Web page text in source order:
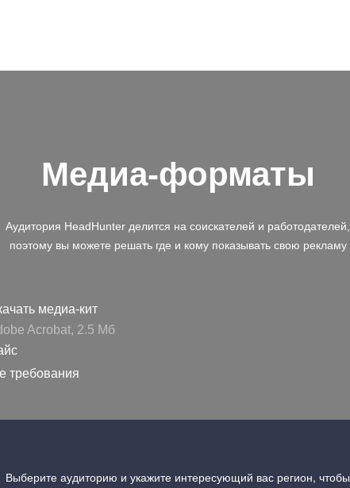
Медиа-форматы
Аудитория HeadHunter делится на соискателей и работодателей,
поэтому вы можете решать где и кому показывать свою рекламу
медиа-кит
Acrobat, 2.5 Mб
требования
Выберите аудиторию и укажите интересующий вас регион, чтобы